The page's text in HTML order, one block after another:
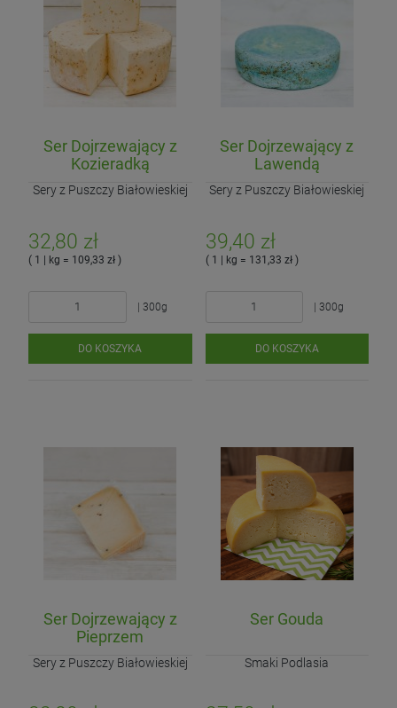
Ser Dojrzewający z
Kozieradką
Sery z Puszczy Białowieskiej
32,80 zł
( 1 | kg = 109,33 zł )
| 300g
DO KOSZYKA
Ser Dojrzewający z
Lawendą
Sery z Puszczy Białowieskiej
39,40 zł
( 1 | kg = 131,33 zł )
| 300g
DO KOSZYKA
Ser Dojrzewający z
Pieprzem
Sery z Puszczy Białowieskiej
Ser Gouda
Smaki Podlasia